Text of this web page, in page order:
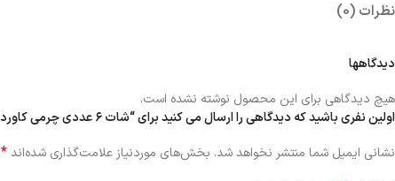
نظرات (0)
دیدگاهها
هیچ دیدگاهی برای این محصول نوشته نشده است.
اولین نفری باشید که دیدگاهی را ارسال می کنید برای “شات ۶ عددی چرمی کاور‌دار”
نشانی ایمیل شما منتشر نخواهد شد. بخش‌های موردنیاز علامت‌گذاری شده‌اند*